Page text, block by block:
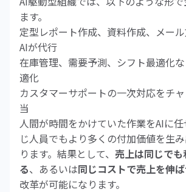
ます。
定型レポート作成、資料作成、メー
AIが代行
在庫管理、需要予測、シフト最適化
適化
カスタマーサポートの一次対応をチ
当
人間が時間をかけていた作業をAIに
じ人員でもより多くの付加価値を生
ります。結果として、 売上は同じで
る、あるいは同じコストで売上を伸
改革が可能になります。